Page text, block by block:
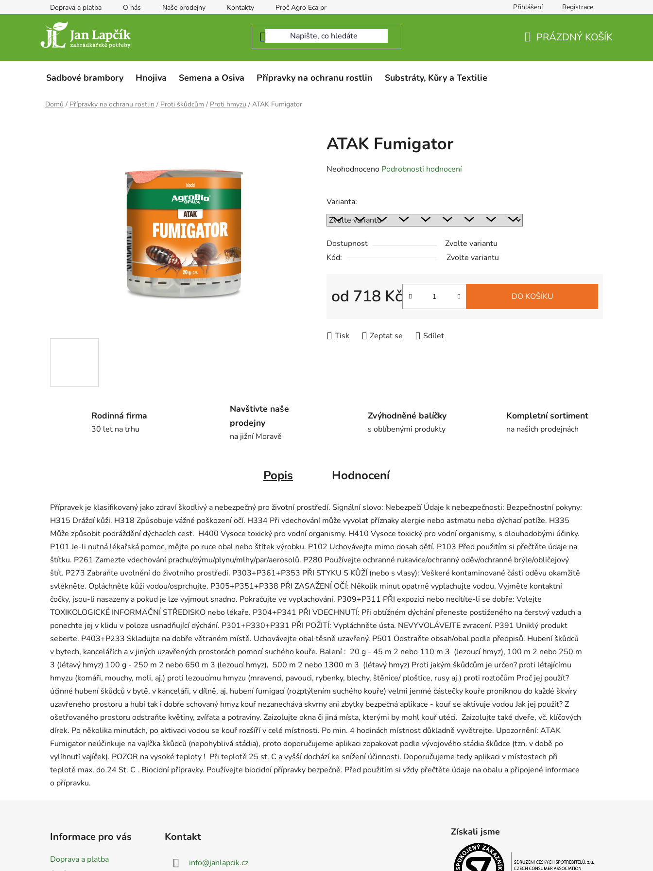
na
Doprava a platba O nás Naše prodejny Kontakty Proč Agro Eca protect Přihlášení Registrace
PRÁZDNÝ KOŠÍK
Sadbové brambory Hnojiva Semena a Osiva Přípravky na ochranu rostlin Substráty, Kůry a Textilie
Domů / Přípravky na ochranu rostlin / Proti škůdcům / Proti hmyzu / ATAK Fumigator
ATAK Fumigator
Průměrné
0,0
5
hvězdiček.
Neohodnoceno Podrobnosti hodnocení
Varianta:
Dostupnost
Zvolte variantu
Kód:
Zvolte variantu
od 718 Kč DO KOŠÍKU
Tisk Zeptat se Sdílet
Rodinná firma
30 let na trhu
Navštivte naše
prodejny
na jižní Moravě
Zvýhodněné balíčky
s oblíbenými produkty
Kompletní sortiment
na našich prodejnách
Popis Hodnocení
Přípravek je klasifikovaný jako zdraví škodlivý a nebezpečný pro životní prostředí. Signální slovo: Nebezpečí Údaje k nebezpečnosti: Bezpečnostní pokyny:
H315 Dráždí kůži. H318 Způsobuje vážné poškození očí. H334 Při vdechování může vyvolat příznaky alergie nebo astmatu nebo dýchací potíže. H335
Může způsobit podráždění dýchacích cest. H400 Vysoce toxický pro vodní organismy. H410 Vysoce toxický pro vodní organismy, s dlouhodobými účinky.
P101 Je-li nutná lékařská pomoc, mějte po ruce obal nebo štítek výrobku. P102 Uchovávejte mimo dosah dětí. P103 Před použitím si přečtěte údaje na
štítku. P261 Zamezte vdechování prachu/dýmu/plynu/mlhy/par/aerosolů. P280 Používejte ochranné rukavice/ochranný oděv/ochranné brýle/obličejový
štít. P273 Zabraňte uvolnění do životního prostředí. P303+P361+P353 PŘI STYKU S KŮŽÍ (nebo s vlasy): Veškeré kontaminované části oděvu okamžitě
svlékněte. Opláchněte kůži vodou/osprchujte. P305+P351+P338 PŘI ZASAŽENÍ OČÍ: Několik minut opatrně vyplachujte vodou. Vyjměte kontaktní
čočky, jsou-li nasazeny a pokud je lze vyjmout snadno. Pokračujte ve vyplachování. P309+P311 PŘI expozici nebo necítíte-li se dobře: Volejte
TOXIKOLOGICKÉ INFORMAČNÍ STŘEDISKO nebo lékaře. P304+P341 PŘI VDECHNUTÍ: Při obtížném dýchání přeneste postiženého na čerstvý vzduch a
ponechte jej v klidu v poloze usnadňující dýchání. P301+P330+P331 PŘI POŽITÍ: Vypláchněte ústa. NEVYVOLÁVEJTE zvracení. P391 Uniklý produkt
seberte. P403+P233 Skladujte na dobře větraném místě. Uchovávejte obal těsně uzavřený. P501 Odstraňte obsah/obal podle předpisů. Hubení škůdců
v bytech, kancelářích a v jiných uzavřených prostorách pomocí suchého kouře. Balení : 20 g - 45 m 2 nebo 110 m 3 (lezoucí hmyz), 100 m 2 nebo 250 m
3 (létavý hmyz) 100 g - 250 m 2 nebo 650 m 3 (lezoucí hmyz), 500 m 2 nebo 1300 m 3 (létavý hmyz) Proti jakým škůdcům je určen? proti létajícímu
hmyzu (komáři, mouchy, moli, aj.) proti lezoucímu hmyzu (mravenci, pavouci, rybenky, blechy, štěnice/ ploštice, rusy aj.) proti roztočům Proč jej použít?
účinné hubení škůdců v bytě, v kanceláři, v dílně, aj. hubení fumigací (rozptýlením suchého kouře) velmi jemné částečky kouře proniknou do každé škvíry
uzavřeného prostoru a hubí tak i dobře schovaný hmyz kouř nezanechává skvrny ani zbytky bezpečná aplikace - kouř se aktivuje vodou Jak jej použít? Z
ošetřovaného prostoru odstraňte květiny, zvířata a potraviny. Zaizolujte okna či jiná místa, kterými by mohl kouř utéci. Zaizolujte také dveře, vč. klíčových
dírek. Po několika minutách, po aktivaci vodou se kouř rozšíří v celé místnosti. Po min. 4 hodinách místnost důkladně vyvětrejte. Upozornění: ATAK
Fumigator neúčinkuje na vajíčka škůdců (nepohyblivá stádia), proto doporučujeme aplikaci zopakovat podle vývojového stádia škůdce (tzn. v době po
vylíhnutí vajíček). POZOR na vysoké teploty ! Při teplotě 25 st. C a vyšší dochází ke snížení účinnosti. Doporučujeme tedy aplikaci v místostech při
teplotě max. do 24 St. C . Biocidní přípravky. Používejte biocidní přípravky bezpečně. Před použitím si vždy přečtěte údaje na obalu a připojené informace
o přípravku.
Informace pro vás
Doprava a platba
Kontakt
info@janlapcik.cz
Získali jsme